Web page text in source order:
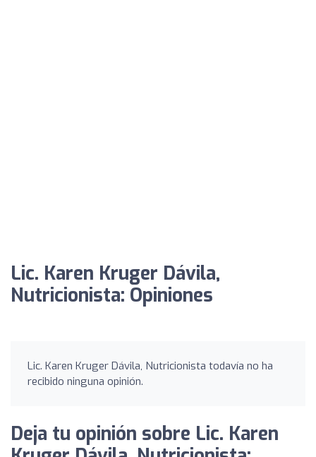
Lic. Karen Kruger Dávila,
Nutricionista: Opiniones
Lic. Karen Kruger Dávila, Nutricionista todavía no ha
recibido ninguna opinión.
Deja tu opinión sobre Lic. Karen